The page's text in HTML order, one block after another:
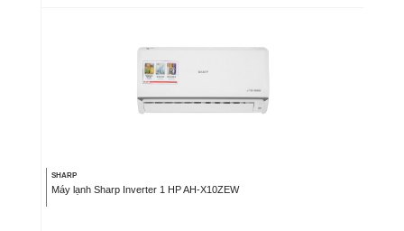
SHARP
Máy lạnh Sharp Inverter 1 HP AH-X10ZEW